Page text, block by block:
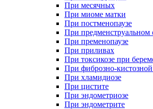
При месячных
При миоме матки
При постменопаузе
При предменструальном
При пременопаузе
При приливах
При токсикозе при
При фиброзно-
При хламидиозе
При цистите
При эндометриозе
При эндометрите